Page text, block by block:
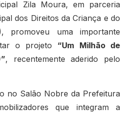
Zila Moura, em parceria
dos Direitos da Criança e do
promoveu uma importante
o projeto “Um Milhão de
, recentemente aderido pelo
no Salão Nobre da Prefeitura
que integram a